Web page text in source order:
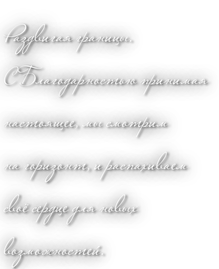
Раздвигая границы.
С Благодарностью принимая
настоящее, мы смотрим
на горизонт, и распахиваем
своё сердце для новых
возможностей.